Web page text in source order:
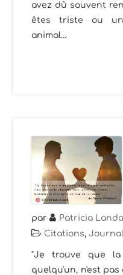
avez dû souvent
êtes triste ou un
animal...
par Patricia Landa
Citations,Journal
"Je trouve que la
quelqu'un, n'est pas